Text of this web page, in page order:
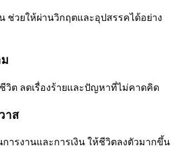
น ช่วยให้ผ่านวิกฤตและอุปสรรคได้อย่าง
วิต ลดเรื่องร้ายและปัญหาที่ไม่คาดคิด
าส
ารงานและการเงิน ให้ชีวิตลงตัวมากขึ้น